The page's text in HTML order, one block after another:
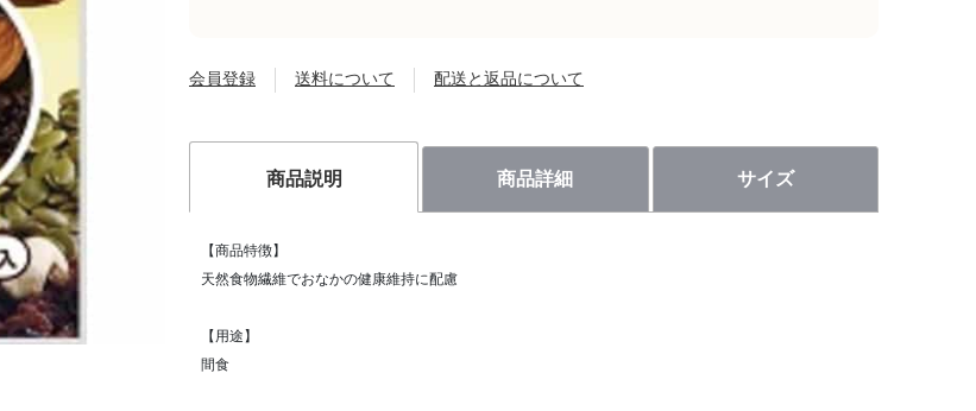
会員登録 送料について 配送と返品について
商品説明 商品詳細 サイズ
【商品特徴】
天然食物繊維でおなかの健康維持に配慮
【用途】
間食